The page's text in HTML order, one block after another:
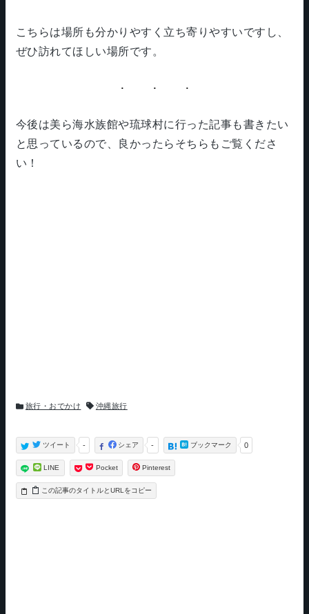
こちらは場所も分かりやすく立ち寄りやすいですし、
ぜひ訪れてほしい場所です。
今後は美ら海水族館や琉球村に行った記事も書きたい
と思っているので、良かったらそちらもご覧くださ
い！
カ
ー
旅行・おでかけ
タ
グ
沖縄旅行
-
シェア
-
ツイート 0
ブックマーク
LINE Pocket Pinterest
タイトルとURLをコピー